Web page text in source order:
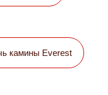
камины Everest